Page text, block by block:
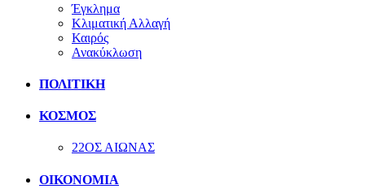
Έγκλημα
Κλιματική Αλλαγή
Καιρός
Ανακύκλωση
ΠΟΛΙΤΙΚΗ
ΚΟΣΜΟΣ
22ΟΣ ΑΙΩΝΑΣ
ΟΙΚΟΝΟΜΙΑ